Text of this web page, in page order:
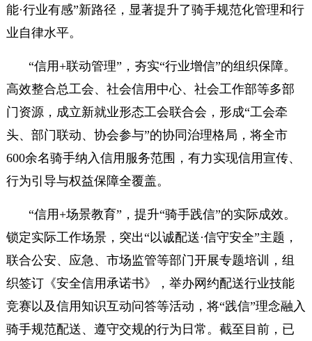
能·行业有感”新路径，显著提升了骑手规范化管理和行
业自律水平。
“信用+联动管理”，夯实“行业增信”的组织保障。
高效整合总工会、社会信用中心、社会工作部等多部
门资源，成立新就业形态工会联合会，形成“工会牵
头、部门联动、协会参与”的协同治理格局，将全市
600余名骑手纳入信用服务范围，有力实现信用宣传、
行为引导与权益保障全覆盖。
“信用+场景教育”，提升“骑手践信”的实际成效。
锁定实际工作场景，突出“以诚配送·信守安全”主题，
联合公安、应急、市场监管等部门开展专题培训，组
织签订《安全信用承诺书》，举办网约配送行业技能
竞赛以及信用知识互动问答等活动，将“践信”理念融入
骑手规范配送、遵守交规的行为日常。截至目前，已